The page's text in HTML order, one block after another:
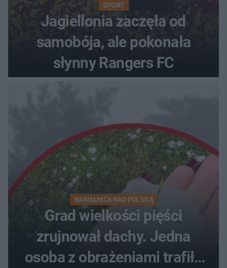
SPORT
Jagiellonia zaczęła od
samobója, ale pokonała
słynny Rangers FC
NAWAŁNICA NAD POLSKĄ
Grad wielkości pięści
zrujnował dachy. Jedna
osoba z obrażeniami trafiła